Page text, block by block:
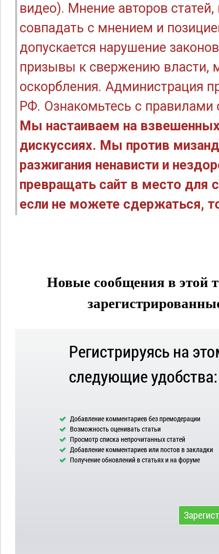
видео). Мнение авторов
совпадать с мнением и
допускается нарушение
призывы к свержению власти,
оскорбления. Администрация
РФ. Ознакомьтесь с правилами
Мы настаиваем на
дискуссиях. Мы против
разжигания ненависти и
превращать сайт в место для
если не можете сдержаться,
Новые сообщения в этой
Регистрируясь на
следующие удобства:
Добавление комментариев без премодерации
Возможность оценивать статьи
Просмотр списка непрочитанных статей
Добавление комментариев или постов в закладки
Получение обновлений в статьях и на форуме